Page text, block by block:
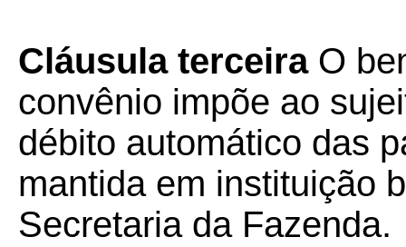
Cláusula terceiraO
convênio impõe ao
débito automático das
mantida em instituição
Secretaria da Fazenda.